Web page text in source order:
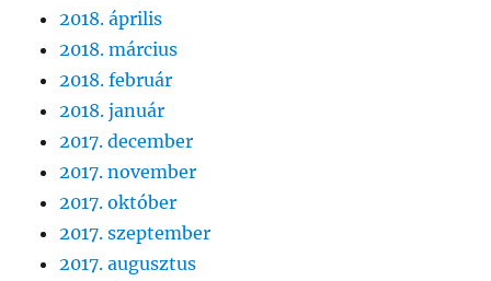
2018. április
2018. március
2018. február
2018. január
2017. december
2017. november
2017. október
2017. szeptember
2017. augusztus